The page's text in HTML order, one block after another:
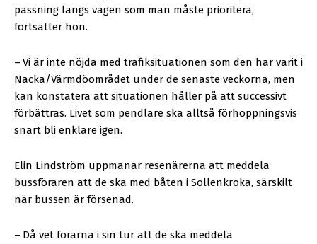
passning längs vägen som man måste prioritera,
fortsätter hon.
– Vi är inte nöjda med trafiksituationen som den har varit i
Nacka/Värmdöområdet under de senaste veckorna, men
kan konstatera att situationen håller på att successivt
förbättras. Livet som pendlare ska alltså förhoppningsvis
snart bli enklare igen.
Elin Lindström uppmanar resenärerna att meddela
bussföraren att de ska med båten i Sollenkroka, särskilt
när bussen är försenad.
– Då vet förarna i sin tur att de ska meddela